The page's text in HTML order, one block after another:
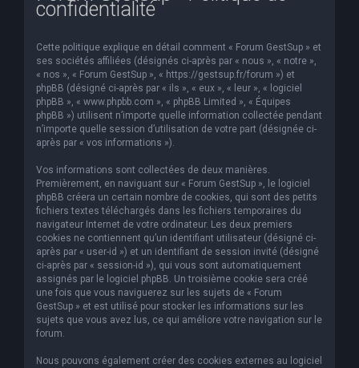
confidentialité
Cette politique explique en détail comment « Forum GestSup » et
ses sociétés affiliées (désignés ci-après par « nous », « notre »,
« nos », « Forum GestSup », « https://gestsup.fr/forum ») et
phpBB (désigné ci-après par « ils », « eux », « leur », « logiciel
phpBB », « www.phpbb.com », « phpBB Limited », « Équipes
phpBB ») utilisent n’importe quelle information collectée pendant
n’importe quelle session d’utilisation de votre part (désignée ci-
après par « vos informations »).
Vos informations sont collectées de deux manières.
Premièrement, en naviguant sur « Forum GestSup », le logiciel
phpBB créera un certain nombre de cookies, qui sont des petits
fichiers textes téléchargés dans les fichiers temporaires du
navigateur Internet de votre ordinateur. Les deux premiers
cookies ne contiennent qu’un identifiant utilisateur (désigné ci-
après par « user-id ») et un identifiant de session invité (désigné
ci-après par « session-id »), qui vous sont automatiquement
assignés par le logiciel phpBB. Un troisième cookie sera créé
une fois que vous naviguerez sur les sujets de « Forum
GestSup » et est utilisé pour stocker les informations sur les
sujets que vous avez lus, ce qui améliore votre navigation sur le
forum.
Nous pouvons également créer des cookies externes au logiciel